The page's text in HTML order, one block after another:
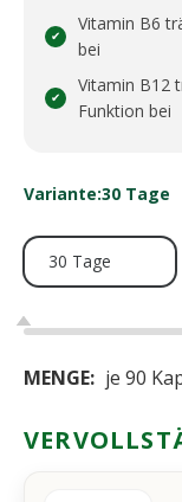
✔︎
Vitamin B6
bei
✔︎
Vitamin B12
Funktion bei
Variante:30 Tage
30 Tage
MENGE: je 90